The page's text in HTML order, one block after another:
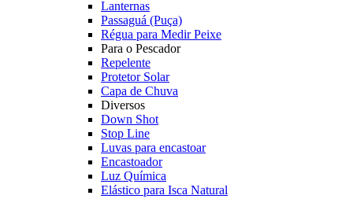
Lanternas
Passaguá (Puça)
Régua para Medir Peixe
Para o Pescador
Repelente
Protetor Solar
Capa de Chuva
Diversos
Down Shot
Stop Line
Luvas para encastoar
Encastoador
Luz Química
Elástico para Isca Natural